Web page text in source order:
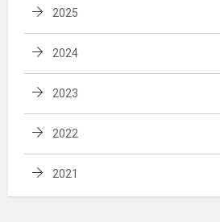
2025
2024
2023
2022
2021